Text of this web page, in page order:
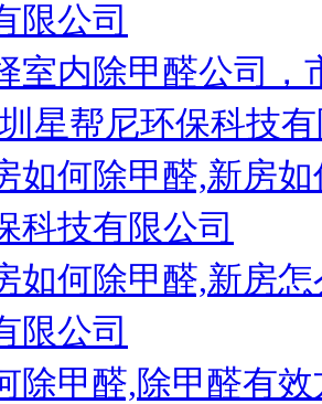
限公司
室内除甲醛公司，
星帮尼环保科技
如何除甲醛,新房
科技有限公司
如何除甲醛,新房
限公司
除甲醛,除甲醛有